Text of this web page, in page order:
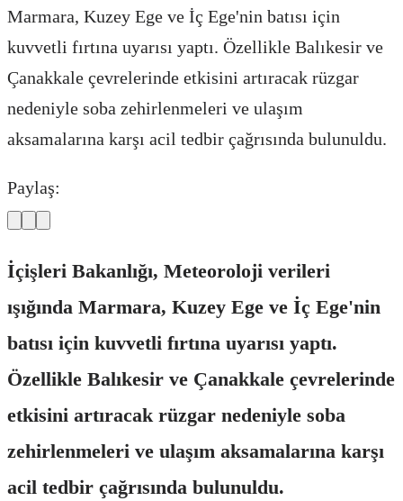
Marmara, Kuzey Ege ve İç Ege'nin batısı için
kuvvetli fırtına uyarısı yaptı. Özellikle Balıkesir ve
Çanakkale çevrelerinde etkisini artıracak rüzgar
nedeniyle soba zehirlenmeleri ve ulaşım
aksamalarına karşı acil tedbir çağrısında bulunuldu.
Paylaş:
İçişleri Bakanlığı, Meteoroloji verileri
ışığında Marmara, Kuzey Ege ve İç Ege'nin
batısı için kuvvetli fırtına uyarısı yaptı.
Özellikle Balıkesir ve Çanakkale çevrelerinde
etkisini artıracak rüzgar nedeniyle soba
zehirlenmeleri ve ulaşım aksamalarına karşı
acil tedbir çağrısında bulunuldu.